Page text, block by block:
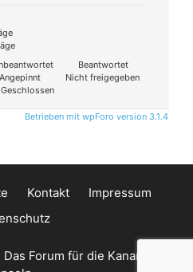
Beantwortet
Angepinnt
Nicht freigegeben
Geschlossen
Betrieben mit wpForo version 3.1.4
Kontakt
Impressum
Forum für die Kanarischen